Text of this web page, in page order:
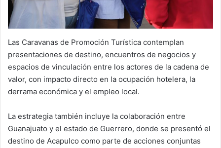
Las Caravanas de Promoción Turística contemplan
presentaciones de destino, encuentros de negocios y
espacios de vinculación entre los actores de la cadena de
valor, con impacto directo en la ocupación hotelera, la
derrama económica y el empleo local.
La estrategia también incluye la colaboración entre
Guanajuato y el estado de Guerrero, donde se presentó el
destino de Acapulco como parte de acciones conjuntas